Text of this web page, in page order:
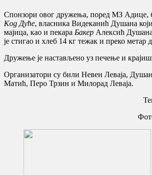
Спонзори овог дружења, поред МЗ Адице,
Код Дуће, власника Видеканић Душана који
мајица, као и пекара Бакер Алексић
је стигао и хлеб 14 кг тежак и преко метар
Дружење је настављено уз печење и
Организатори су били Невен Леваја,
Матић, Перо Трзин и Милорад Леваја.